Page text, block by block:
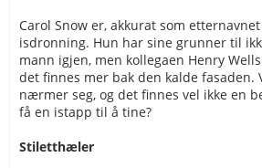
Carol Snow er, akkurat som
isdronning. Hun har sine grunner til
mann igjen, men kollegaen Henry
det finnes mer bak den kalde fasaden.
nærmer seg, og det finnes vel ikke en
få en istapp til å tine?
Stiletthæler